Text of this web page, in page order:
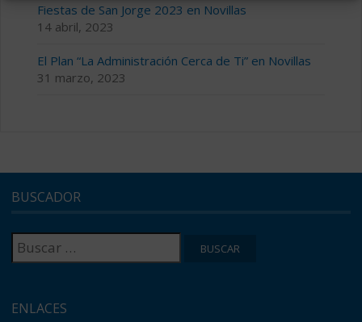
Fiestas de San Jorge 2023 en Novillas
14 abril, 2023
El Plan “La Administración Cerca de Ti” en Novillas
31 marzo, 2023
BUSCADOR
Buscar:
ENLACES